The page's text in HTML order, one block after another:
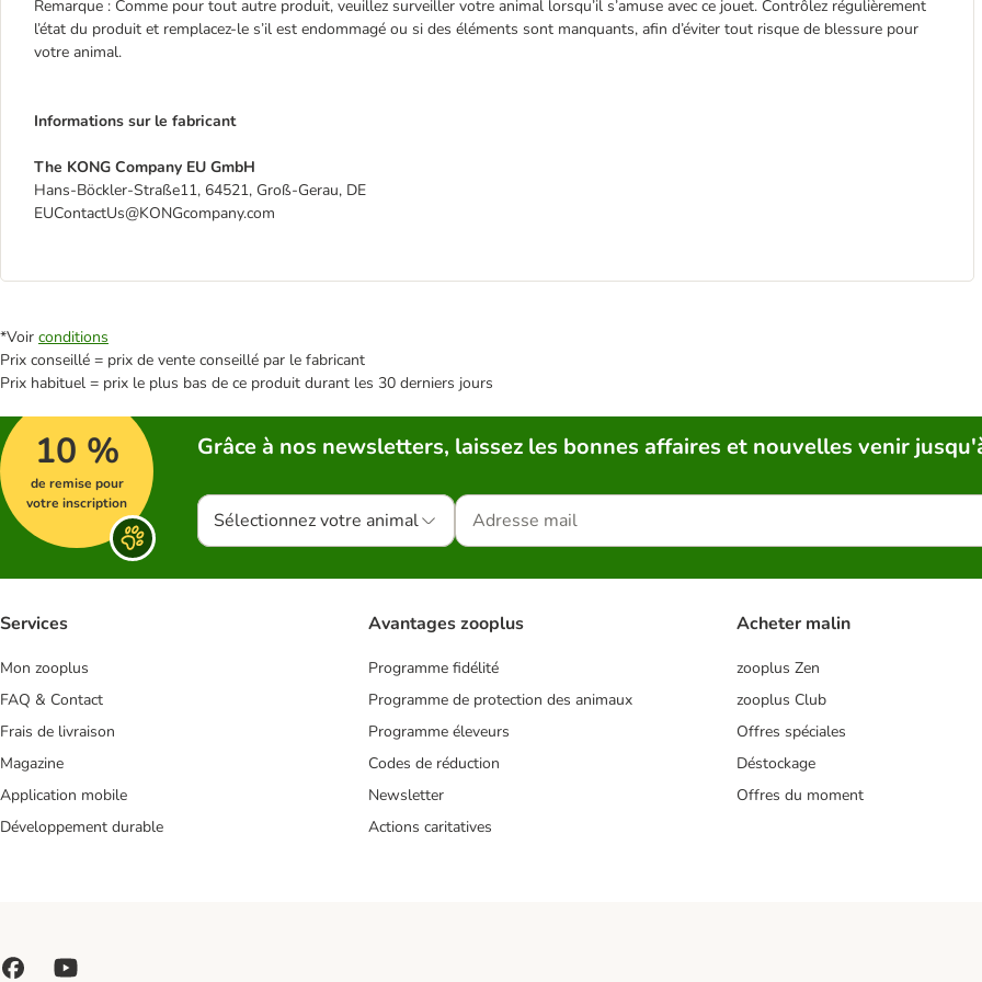
Remarque : Comme pour tout autre produit, veuillez surveiller votre animal lorsqu’il s’amuse avec ce jouet. Contrôlez régulièrement
l’état du produit et remplacez-le s’il est endommagé ou si des éléments sont manquants, afin d’éviter tout risque de blessure pour
votre animal.
Informations sur le fabricant
The KONG Company EU GmbH
Hans-Böckler-Straße11, 64521, Groß-Gerau, DE
EUContactUs@KONGcompany.com
*Voir conditions
Prix conseillé = prix de vente conseillé par le fabricant
Prix habituel = prix le plus bas de ce produit durant les 30 derniers jours
10 %
de remise pour
votre inscription
Grâce à nos newsletters, laissez les bonnes affaires et nouvelles venir
Sélectionnez votre animal
Services
Mon zooplus
FAQ & Contact
Frais de livraison
Magazine
Application mobile
Développement durable
Avantages zooplus
Programme fidélité
Programme de protection des animaux
Programme éleveurs
Codes de réduction
Newsletter
Actions caritatives
Acheter malin
zooplus Zen
zooplus Club
Offres spéciales
Déstockage
Offres du moment